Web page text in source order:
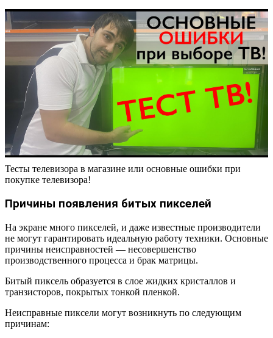
Тесты телевизора в магазине или основные ошибки при
покупке телевизора!
Причины появления битых пикселей
На экране много пикселей, и даже известные производители
не могут гарантировать идеальную работу техники. Основные
причины неисправностей — несовершенство
производственного процесса и брак матрицы.
Битый пиксель образуется в слое жидких кристаллов и
транзисторов, покрытых тонкой пленкой.
Неисправные пиксели могут возникнуть по следующим
причинам: